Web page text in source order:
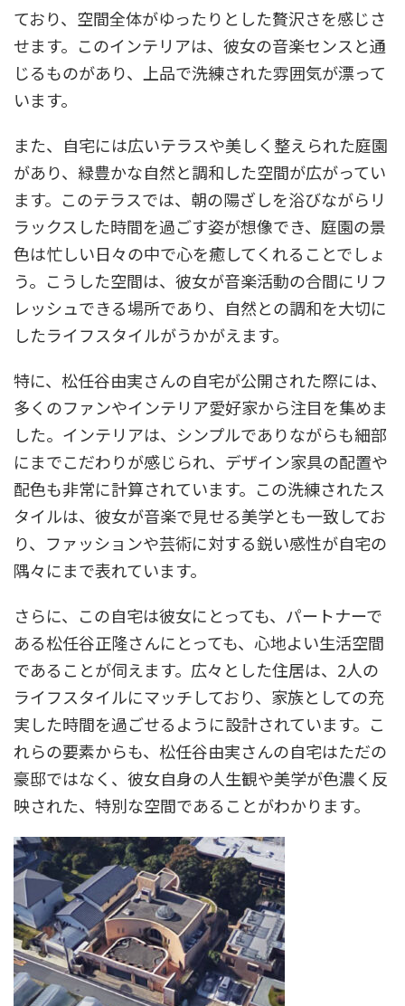
ており、空間全体がゆったりとした贅沢さを感じさ
せます。このインテリアは、彼女の音楽センスと通
じるものがあり、上品で洗練された雰囲気が漂って
います。
また、自宅には広いテラスや美しく整えられた庭園
があり、緑豊かな自然と調和した空間が広がってい
ます。このテラスでは、朝の陽ざしを浴びながらリ
ラックスした時間を過ごす姿が想像でき、庭園の景
色は忙しい日々の中で心を癒してくれることでしょ
う。こうした空間は、彼女が音楽活動の合間にリフ
レッシュできる場所であり、自然との調和を大切に
したライフスタイルがうかがえます。
特に、松任谷由実さんの自宅が公開された際には、
多くのファンやインテリア愛好家から注目を集めま
した。インテリアは、シンプルでありながらも細部
にまでこだわりが感じられ、デザイン家具の配置や
配色も非常に計算されています。この洗練されたス
タイルは、彼女が音楽で見せる美学とも一致してお
り、ファッションや芸術に対する鋭い感性が自宅の
隅々にまで表れています。
さらに、この自宅は彼女にとっても、パートナーで
ある松任谷正隆さんにとっても、心地よい生活空間
であることが伺えます。広々とした住居は、2人の
ライフスタイルにマッチしており、家族としての充
実した時間を過ごせるように設計されています。こ
れらの要素からも、松任谷由実さんの自宅はただの
豪邸ではなく、彼女自身の人生観や美学が色濃く反
映された、特別な空間であることがわかります。